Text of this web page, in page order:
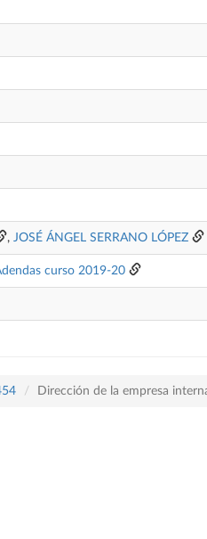
, JOSÉ ÁNGEL SERRANO LÓPEZ
curso 2019-20
Dirección de la empresa